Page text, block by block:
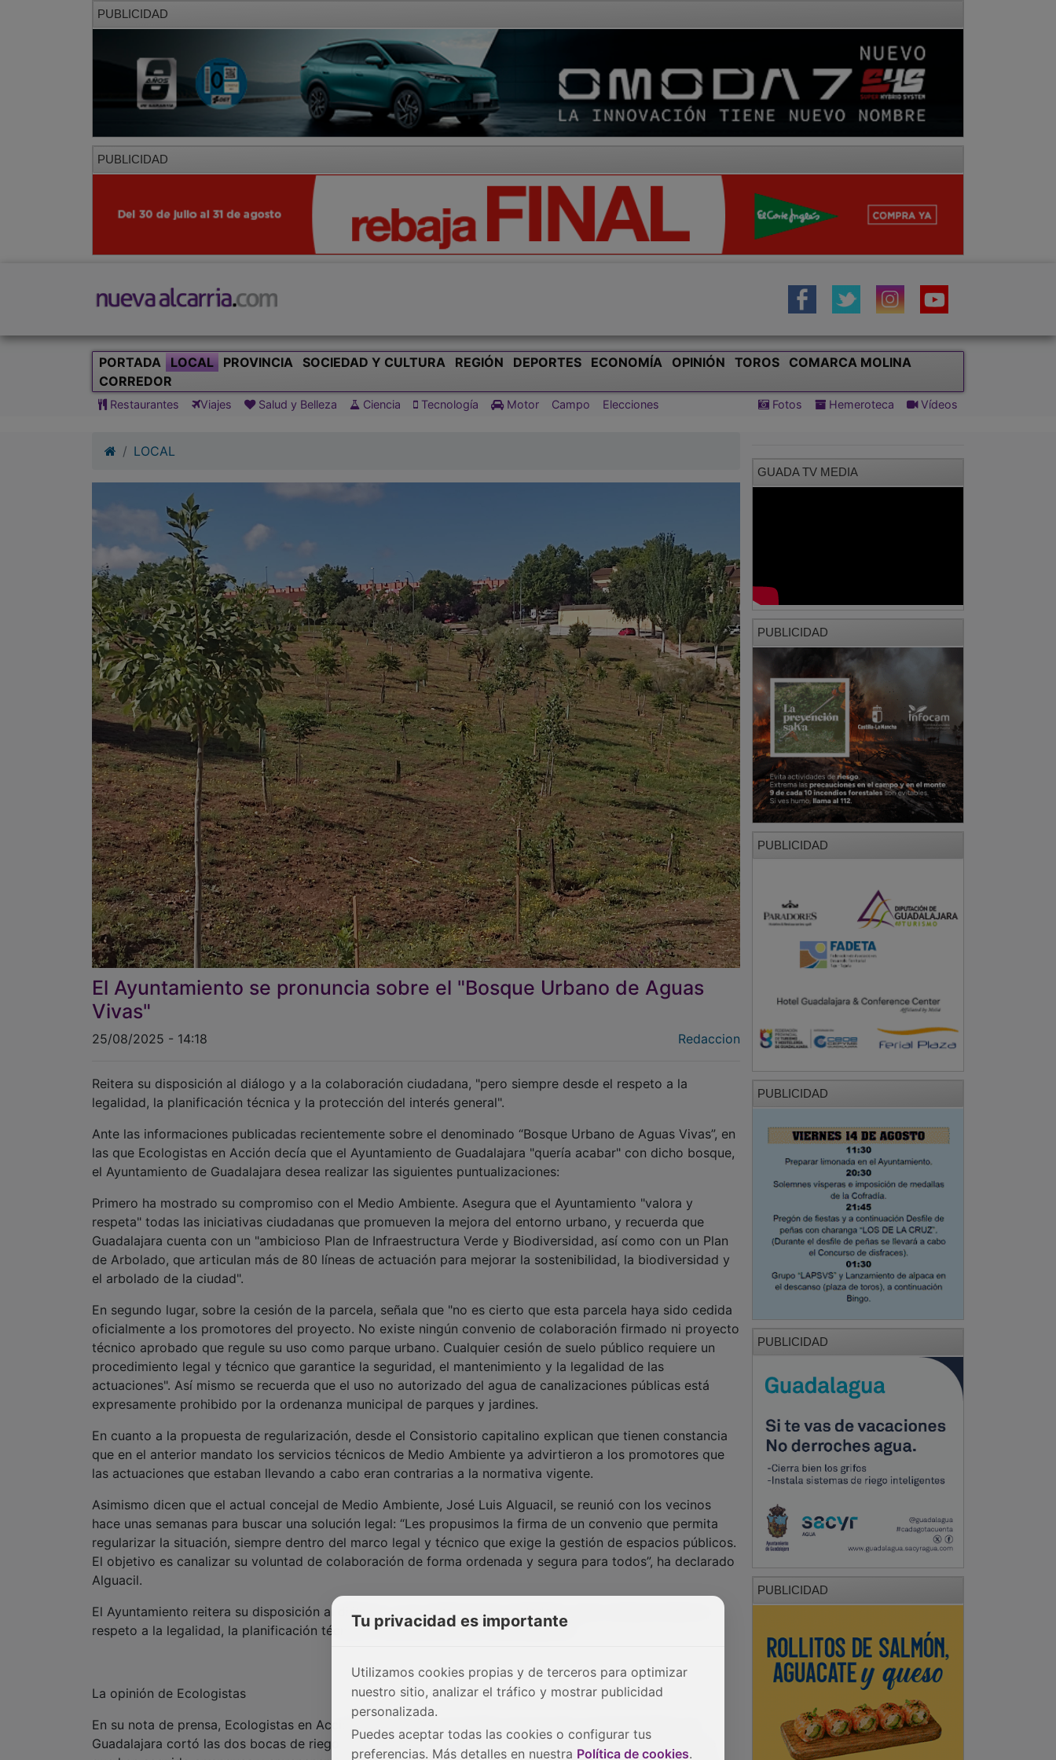
PUBLICIDAD
PUBLICIDAD
PORTADA LOCAL PROVINCIA SOCIEDAD Y CULTURA REGIÓN DEPORTES ECONOMÍA OPINIÓN TOROS
COMARCA MOLINA
CORREDOR
Restaurantes Viajes Salud y Belleza Ciencia Tecnología Motor Campo Elecciones Fotos Hemeroteca Vídeos
LOCAL
El Ayuntamiento se pronuncia sobre el "Bosque Urbano de Aguas
Vivas"
25/08/2025 - 14:18 Redaccion
Reitera su disposición al diálogo y a la colaboración ciudadana, "pero siempre desde el respeto a la
legalidad, la planificación técnica y la protección del interés general".
Ante las informaciones publicadas recientemente sobre el denominado “Bosque Urbano de Aguas Vivas”, en
las que Ecologistas en Acción decía que el Ayuntamiento de Guadalajara "quería acabar" con dicho bosque,
el Ayuntamiento de Guadalajara desea realizar las siguientes puntualizaciones:
Primero ha mostrado su compromiso con el Medio Ambiente. Asegura que el Ayuntamiento "valora y
respeta" todas las iniciativas ciudadanas que promueven la mejora del entorno urbano, y recuerda que
Guadalajara cuenta con un "ambicioso Plan de Infraestructura Verde y Biodiversidad, así como con un Plan
de Arbolado, que articulan más de 80 líneas de actuación para mejorar la sostenibilidad, la biodiversidad y
el arbolado de la ciudad".
En segundo lugar, sobre la cesión de la parcela, señala que "no es cierto que esta parcela haya sido cedida
oficialmente a los promotores del proyecto. No existe ningún convenio de colaboración firmado ni proyecto
técnico aprobado que regule su uso como parque urbano. Cualquier cesión de suelo público requiere un
procedimiento legal y técnico que garantice la seguridad, el mantenimiento y la legalidad de las
actuaciones". Así mismo se recuerda que el uso no autorizado del agua de canalizaciones públicas está
expresamente prohibido por la ordenanza municipal de parques y jardines.
En cuanto a la propuesta de regularización, desde el Consistorio capitalino explican que tienen constancia
que en el anterior mandato los servicios técnicos de Medio Ambiente ya advirtieron a los promotores que
las actuaciones que estaban llevando a cabo eran contrarias a la normativa vigente.
Asimismo dicen que el actual concejal de Medio Ambiente, José Luis Alguacil, se reunió con los vecinos
hace unas semanas para buscar una solución legal: “Les propusimos la firma de un convenio que permita
regularizar la situación, siempre dentro del marco legal y técnico que exige la gestión de espacios públicos.
El objetivo es canalizar su voluntad de colaboración de forma ordenada y segura para todos”, ha declarado
Alguacil.
El Ayuntamiento reitera su disposición al diálogo y a la colaboración ciudadana, "pero siempre desde el
respeto a la legalidad, la planificación técnica y la protección del interés general".
La opinión de Ecologistas
En su nota de prensa, Ecologistas en Acción señalaba que el pasado mes de julio "el Ayuntamiento de
Guadalajara cortó las dos bocas de riego con las que se regaban el Bosque Urbano de Aguas Vivas, a lo
GUADA TV MEDIA
PUBLICIDAD
PUBLICIDAD
PUBLICIDAD
PUBLICIDAD
PUBLICIDAD
Tu privacidad es importante
Utilizamos cookies propias y de terceros para optimizar
nuestro sitio, analizar el tráfico y mostrar publicidad
personalizada.
Puedes aceptar todas las cookies o configurar tus
preferencias. Más detalles en nuestra Política de cookies.